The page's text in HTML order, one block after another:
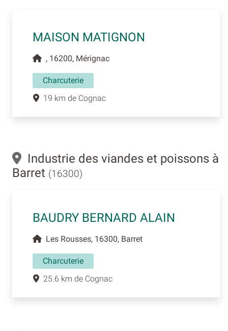
MAISON MATIGNON
, 16200, Mérignac
Charcuterie
19 km de Cognac
Industrie des viandes et poissons à
Barret (16300)
BAUDRY BERNARD ALAIN
Les Rousses, 16300, Barret
Charcuterie
25.6 km de Cognac